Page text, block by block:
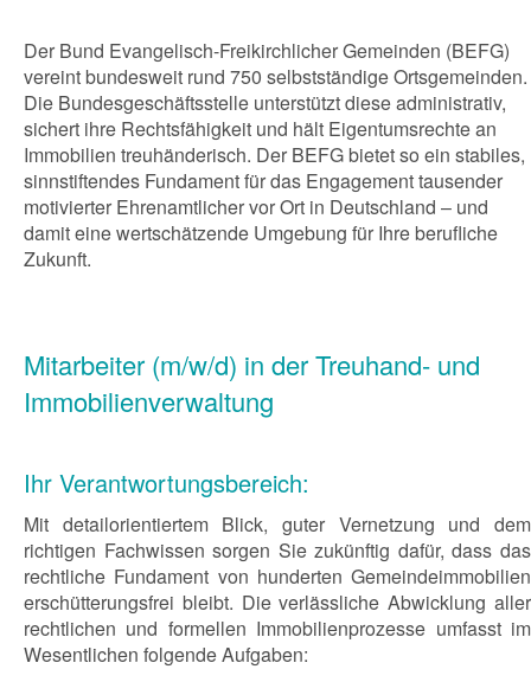
Der Bund Evangelisch-Freikirchlicher Gemeinden (BEFG)
vereint bundesweit rund 750 selbstständige Ortsgemeinden.
Die Bundesgeschäftsstelle unterstützt diese administrativ,
sichert ihre Rechtsfähigkeit und hält Eigentumsrechte an
Immobilien treuhänderisch. Der BEFG bietet so ein stabiles,
sinnstiftendes Fundament für das Engagement tausender
motivierter Ehrenamtlicher vor Ort in Deutschland – und
damit eine wertschätzende Umgebung für Ihre berufliche
Zukunft.
Mitarbeiter (m/w/d) in der Treuhand- und
Immobilienverwaltung
Ihr Verantwortungsbereich:
Mit detailorientiertem Blick, guter Vernetzung und dem
richtigen Fachwissen sorgen Sie zukünftig dafür, dass das
rechtliche Fundament von hunderten Gemeindeimmobilien
erschütterungsfrei bleibt. Die verlässliche Abwicklung aller
rechtlichen und formellen Immobilienprozesse umfasst im
Wesentlichen folgende Aufgaben: